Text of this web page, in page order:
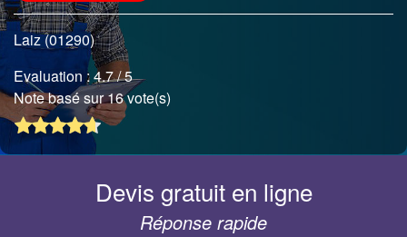
Laiz (01290)
Evaluation :4.7/ 5
Note basé sur 16 vote(s)
Devis gratuit en ligne
Réponse rapide